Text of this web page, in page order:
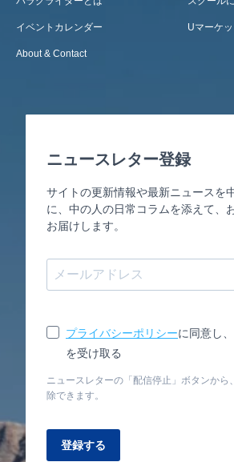
イベントカレンダー Uマーケッ
About & Contact
ニュースレター登録
サイトの更新情報や最新ニュースを
に、中の人の日常コラムを添えて、
お届けします。
プライバシーポリシーに同意し
を受け取る
ニュースレターの「配信停止」ボタンから
除できます。
登録する